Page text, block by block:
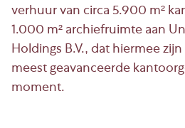
verhuur van circa 5.900 m²
1.000 m² archiefruimte aan
Holdings B.V., dat hiermee
meest geavanceerde
moment.